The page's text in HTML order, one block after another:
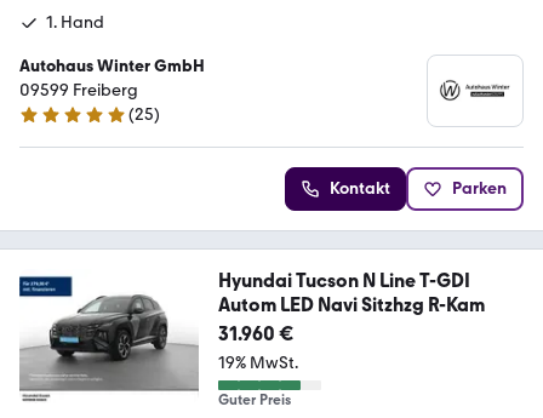
1. Hand
Autohaus Winter GmbH
09599 Freiberg
4.9 Sterne
(25)
Kontakt Parken
Hyundai Tucson N Line T-GDI
Autom LED Navi Sitzhzg R-Kam
31.960 €
19% MwSt.
Guter Preis